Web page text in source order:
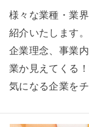
様々な業種・業
紹介いたします。
企業理念、事業
業か見えてくる
気になる企業をチ